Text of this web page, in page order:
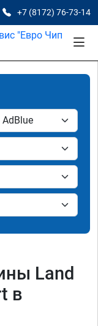
+7 (8172) 76-73-14
Land
в